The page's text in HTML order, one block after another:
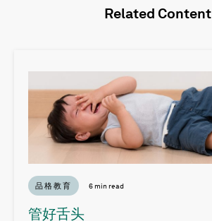
Related Content
品格教育 6 min read
管好舌头